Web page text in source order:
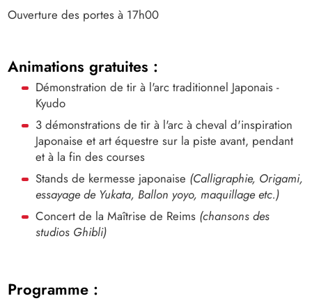
Ouverture des portes à 17h00
Animations gratuites :
Démonstration de tir à l'arc traditionnel Japonais -
Kyudo
3 démonstrations de tir à l'arc à cheval d'inspiration
Japonaise et art équestre sur la piste avant, pendant
et à la fin des courses
Stands de kermesse japonaise (Calligraphie, Origami,
essayage de Yukata, Ballon yoyo, maquillage etc.)
Concert de la Maîtrise de Reims (chansons des
studios Ghibli)
Programme :